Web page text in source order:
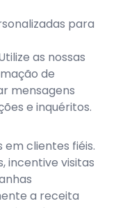
para
as nossas
de
mensagens
e inquéritos.
clientes fiéis.
incentive visitas
a receita